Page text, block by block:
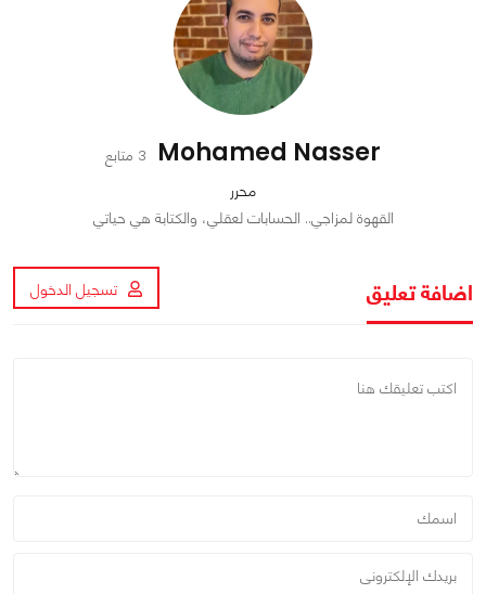
Mohamed Nasser 3 متابع
محرر
القهوة لمزاجي.. الحسابات لعقلي، والكتابة هي حياتي
اضافة تعليق تسجيل الدخول